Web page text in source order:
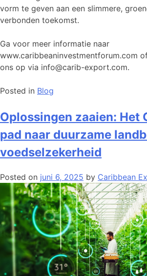
vorm te geven aan een slimmere,
verbonden toekomst.
Ga voor meer informatie naar
www.caribbeaninvestmentforum.com
ons op via info@carib-export.com.
Posted in Blog
Oplossingen zaaien: Het
pad naar duurzame
voedselzekerheid
Posted on juni 6, 2025 by Caribbean